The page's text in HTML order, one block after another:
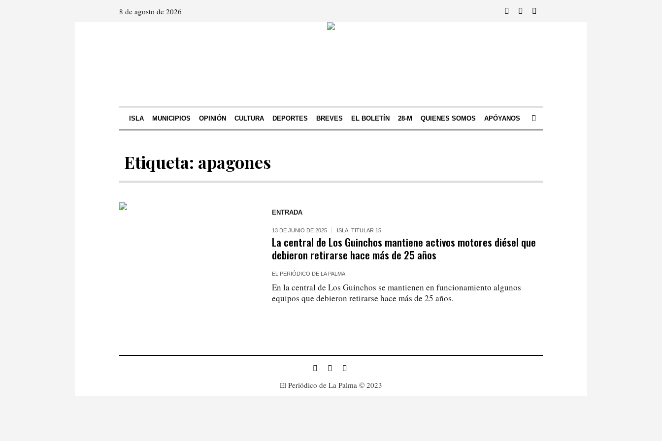
8 de agosto de 2026
ISLA MUNICIPIOS OPINIÓN CULTURA DEPORTES BREVES EL BOLETÍN 28-M QUIENES SOMOS APÓYANOS
Etiqueta: apagones
ENTRADA
13 DE JUNIO DE 2025 ISLA ,TITULAR 15
La central de Los Guinchos mantiene activos motores diésel que
debieron retirarse hace más de 25 años
EL PERIÓDICO DE LA PALMA
En la central de Los Guinchos se mantienen en funcionamiento algunos
equipos que debieron retirarse hace más de 25 años.
El Periódico de La Palma © 2023